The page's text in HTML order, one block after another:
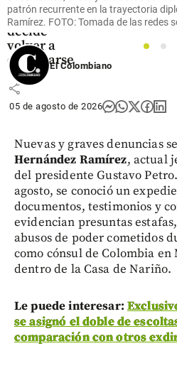
Estados
Alterados
decide
volver a
escucharse
share
patrón recurrente en la trayectoria
Ramírez. FOTO: Tomada de las redes
1
2
El Colombiano
05 de agosto de 2026
Nuevas y graves denuncias
Hernández Ramírez, actual
del presidente Gustavo
agosto, se conoció un
documentos, testimonios y
evidencian presuntas
abusos de poder cometidos
como cónsul de Colombia en
dentro de la Casa de Nariño.
Le puede interesar:
se asignó el doble de
comparación con otros